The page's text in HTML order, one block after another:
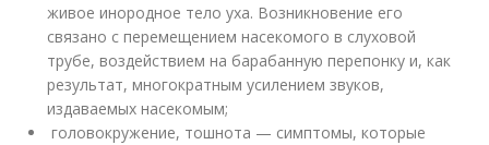
живое инородное тело уха. Возникновение его
связано с перемещением насекомого в слуховой
трубе, воздействием на барабанную перепонку и, как
результат, многократным усилением звуков,
издаваемых насекомым;
головокружение, тошнота — симптомы, которые